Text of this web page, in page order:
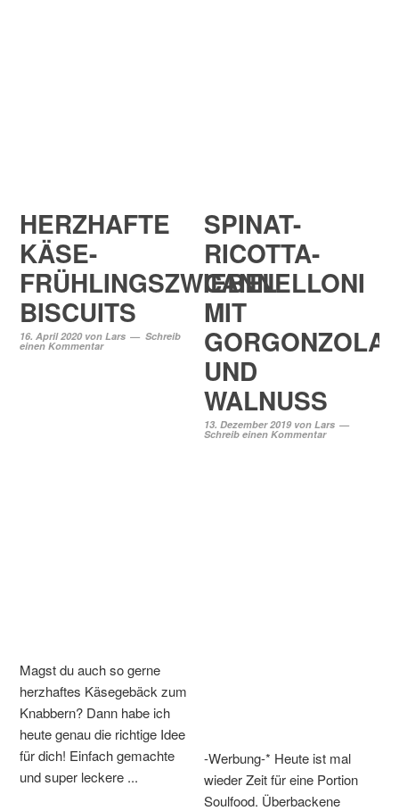
HERZHAFTE
KÄSE-
FRÜHLINGSZWIEBEL
BISCUITS
16. April 2020vonLars Schreib
einen Kommentar
Magst du auch so gerne
herzhaftes Käsegebäck zum
Knabbern? Dann habe ich
heute genau die richtige Idee
für dich! Einfach gemachte
und super leckere ...
SPINAT-
RICOTTA-
CANNELLONI
MIT
GORGONZOLA
UND
WALNUSS
13. Dezember 2019vonLars
Schreib einen Kommentar
-Werbung-* Heute ist mal
wieder Zeit für eine Portion
Soulfood. Überbackene